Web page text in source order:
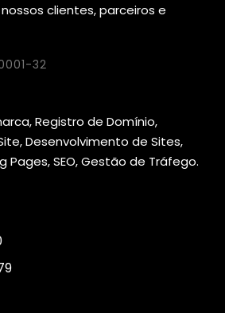
clientes, parceiros e
32
Registro de Domínio,
Desenvolvimento de Sites,
Pages, SEO, Gestão de Tráfego.